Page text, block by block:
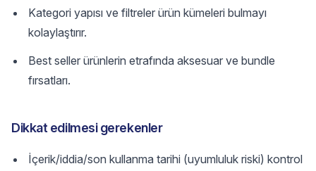
Kategori yapısı ve filtreler ürün kümeleri bulmayı
kolaylaştırır.
Best seller ürünlerin etrafında aksesuar ve bundle
fırsatları.
Dikkat edilmesi gerekenler
İçerik/iddia/son kullanma tarihi (uyumluluk riski) kontrol